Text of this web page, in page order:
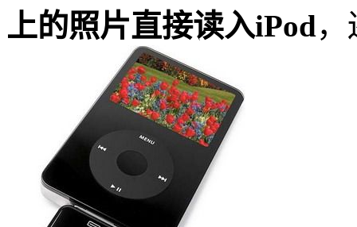
上的照片直接读入iPod